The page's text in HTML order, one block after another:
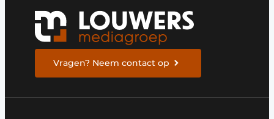
Vragen? Neem contact op